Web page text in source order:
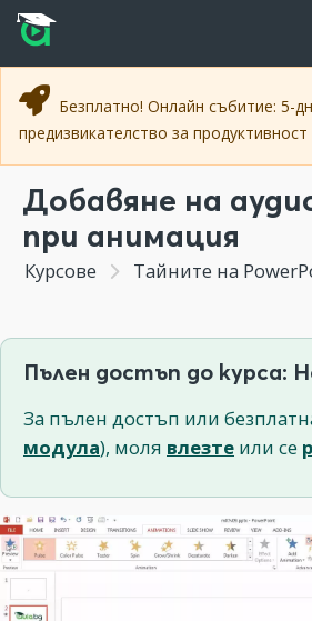
Прескочи към основното съдържание
Прескочи към навигацията
Безплатно! Онлайн събитие: 5-
предизвикателство за продуктивност
Добавяне на
при анимация
Курсове Тайните на
Пълен достъп до курса:
За пълен достъп или
модула), моля влезте или се